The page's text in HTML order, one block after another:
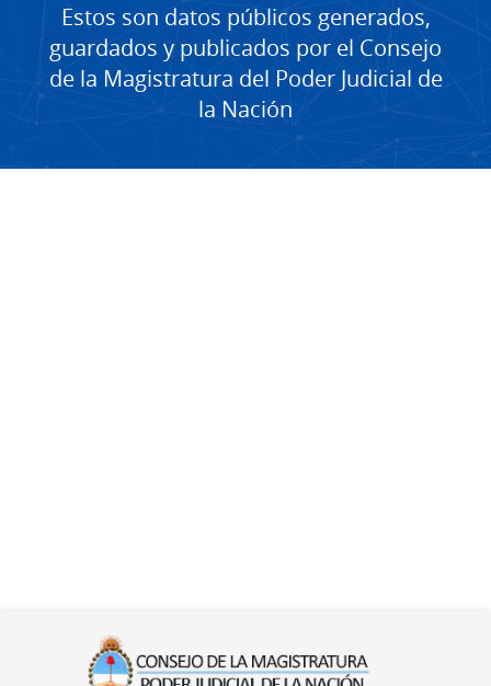
Estos son datos públicos generados,
guardados y publicados por el Consejo
de la Magistratura del Poder Judicial de
la Nación